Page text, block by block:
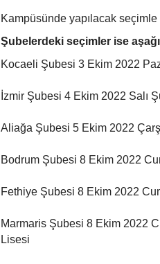
Kampüsünde yapılacak
Şubelerdeki seçimler ise
Kocaeli Şubesi 3 Ekim 2022
İzmir Şubesi 4 Ekim 2022 Salı
Aliağa Şubesi 5 Ekim 2022
Bodrum Şubesi 8 Ekim 2022
Fethiye Şubesi 8 Ekim 2022
Marmaris Şubesi 8 Ekim 2022
Lisesi